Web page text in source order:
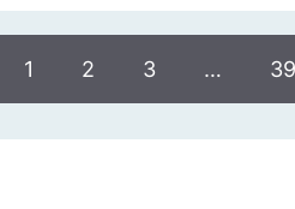
1 2 3 …